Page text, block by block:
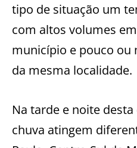
tipo de situação um
com altos volumes
município e pouco ou
da mesma localidade.
Na tarde e noite
chuva atingem